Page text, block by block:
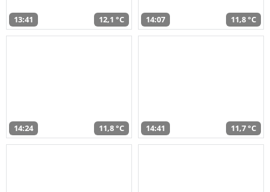
13:41 12,1 °C 14:07 11,8 °C
14:24 11,8 °C 14:41 11,7 °C